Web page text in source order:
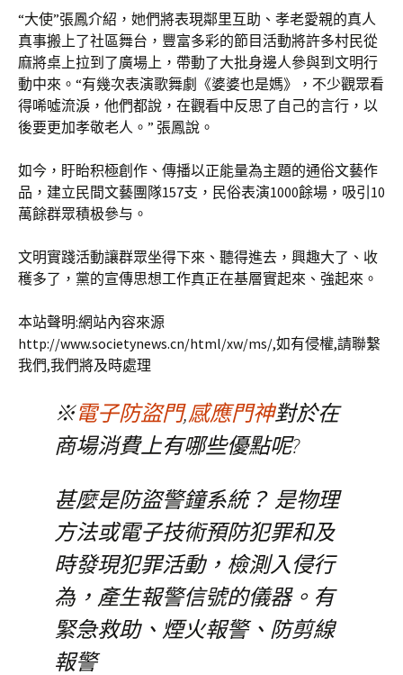
“大使”張鳳介紹，她們將表現鄰里互助、孝老愛親的真人
真事搬上了社區舞台，豐富多彩的節目活動將許多村民從
麻將桌上拉到了廣場上，帶動了大批身邊人參與到文明行
動中來。“有幾次表演歌舞劇《婆婆也是媽》，不少觀眾看
得唏噓流淚，他們都說，在觀看中反思了自己的言行，以
後要更加孝敬老人。” 張鳳說。
如今，盱眙积極創作、傳播以正能量為主題的通俗文藝作
品，建立民間文藝團隊157支，民俗表演1000餘場，吸引10
萬餘群眾積极參与。
文明實踐活動讓群眾坐得下來、聽得進去，興趣大了、收
穫多了，黨的宣傳思想工作真正在基層實起來、強起來。
本站聲明:網站內容來源
http://www.societynews.cn/html/xw/ms/,如有侵權,請聯繫
我們,我們將及時處理
※電子防盜門,感應門神對於在
商場消費上有哪些優點呢?
甚麼是防盜警鐘系統？ 是物理
方法或電子技術預防犯罪和及
時發現犯罪活動，檢測入侵行
為，產生報警信號的儀器。有
緊急救助、煙火報警、防剪線
報警